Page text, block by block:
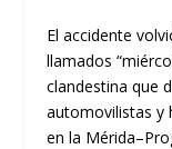
El accidente
llamados
clandestina que
automovilistas y
en la